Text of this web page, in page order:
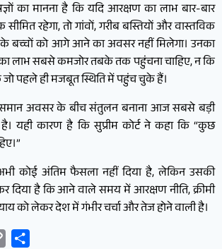
का मानना है कि यदि आरक्षण का लाभ बार-बार
सीमित रहेगा, तो गांवों, गरीब बस्तियों और वास्तविक
के बच्चों को आगे आने का अवसर नहीं मिलेगा। उनका
लाभ सबसे कमजोर तबके तक पहुंचना चाहिए, न कि
पहले ही मजबूत स्थिति में पहुंच चुके हैं।
अवसर के बीच संतुलन बनाना आज सबसे बड़ी
है। यही कारण है कि सुप्रीम कोर्ट ने कहा कि “कुछ
कोई अंतिम फैसला नहीं दिया है, लेकिन उसकी
दिया है कि आने वाले समय में आरक्षण नीति, क्रीमी
को लेकर देश में गंभीर चर्चा और तेज होने वाली है।
Copy